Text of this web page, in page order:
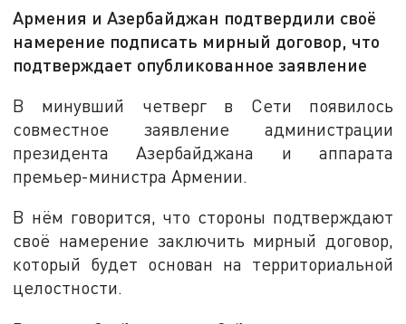
Армения и Азербайджан подтвердили своё
намерение подписать мирный договор, что
подтверждает опубликованное заявление
В минувший четверг в Сети появилось
совместное заявление администрации
президента Азербайджана и аппарата
премьер-министра Армении.
В нём говорится, что стороны подтверждают
своё намерение заключить мирный договор,
который будет основан на территориальной
целостности.